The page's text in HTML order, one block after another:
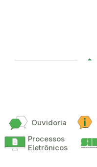
Ouvidoria
Processos
Eletrônicos